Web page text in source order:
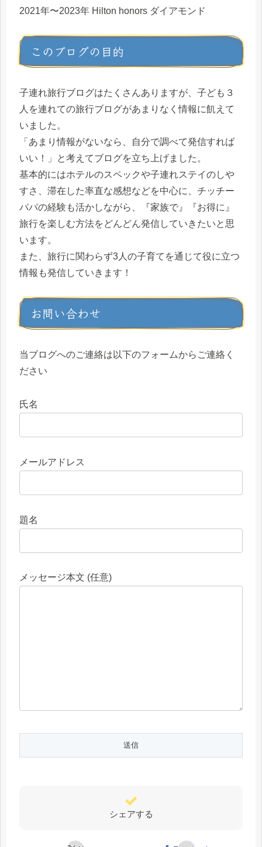
2021年〜2023年 Hilton honors ダイアモンド
このブログの目的
子連れ旅行ブログはたくさんありますが、子ども３
人を連れての旅行ブログがあまりなく情報に飢えて
いました。
「あまり情報がないなら、自分で調べて発信すれば
いい！」と考えてブログを立ち上げました。
基本的にはホテルのスペックや子連れステイのしや
すさ、滞在した率直な感想などを中心に、チッチー
パパの経験も活かしながら、『家族で』『お得に』
旅行を楽しむ方法をどんどん発信していきたいと思
います。
また、旅行に関わらず3人の子育てを通じて役に立つ
情報も発信していきます！
お問い合わせ
当ブログへのご連絡は以下のフォームからご連絡く
ださい
氏名
メールアドレス
題名
メッセージ本文 (任意)
シェアする